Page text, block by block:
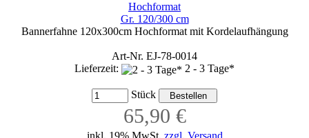
Hochformat
Gr. 120/300 cm
Bannerfahne 120x300cm Hochformat mit Kordelaufhängung
Art-Nr. EJ-78-0014
Lieferzeit:
2 - 3 Tage*
Stück
65,90 €
inkl. 19% MwSt, zzgl. Versand